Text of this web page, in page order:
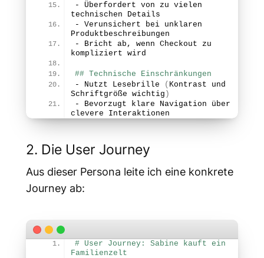
- Überfordert von zu vielen
technischen Details
- Verunsichert bei unklaren
Produktbeschreibungen
- Bricht ab, wenn Checkout zu
kompliziert wird
## Technische Einschränkungen
- Nutzt Lesebrille ( Kontrast und
Schriftgröße wichtig )
- Bevorzugt klare Navigation über
clevere Interaktionen
2. Die User Journey
Aus dieser Persona leite ich eine konkrete
Journey ab:
# User Journey: Sabine kauft ein
Familienzelt